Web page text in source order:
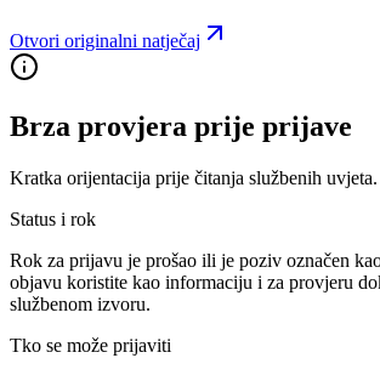
Otvori originalni natječaj
Brza provjera prije prijave
Kratka orijentacija prije čitanja službenih uvjeta.
Status i rok
Rok za prijavu je prošao ili je poziv označen
objavu koristite kao informaciju i za provjeru
službenom izvoru.
Tko se može prijaviti